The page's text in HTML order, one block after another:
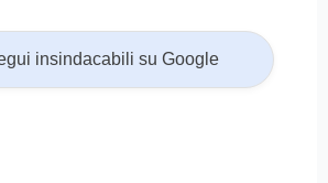
insindacabili su Google